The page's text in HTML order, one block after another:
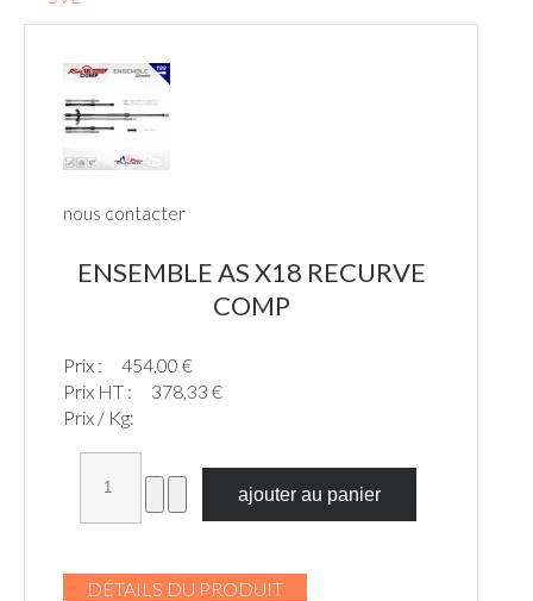
nous contacter
ENSEMBLE AS X18 RECURVE
COMP
Prix :
454,00 €
Prix HT :
378,33 €
Prix / Kg:
DÉTAILS DU PRODUIT